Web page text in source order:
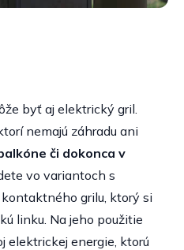
byť aj elektrický gril.
nemajú záhradu ani
či dokonca v
vo variantoch s
grilu, ktorý si
linku. Na jeho použitie
elektrickej energie, ktorú